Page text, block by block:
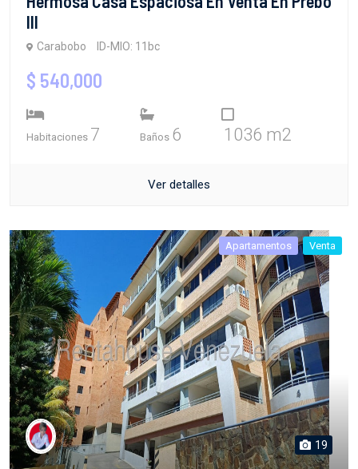
III
Carabobo ID-MIO: 11bc
$ 540,000
Habitaciones 7 Baños 6 1036 m2
Ver detalles
Apartamentos Venta
19